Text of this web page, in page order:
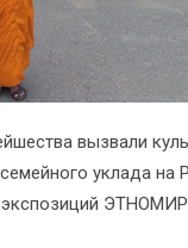
вызвали
уклада на